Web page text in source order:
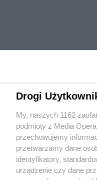
Wydawca mediów
Drogi
My, naszych 1162
podmioty z Media
przechowujemy
przetwarzamy dane
identyfikatory,
urządzenie czy dane